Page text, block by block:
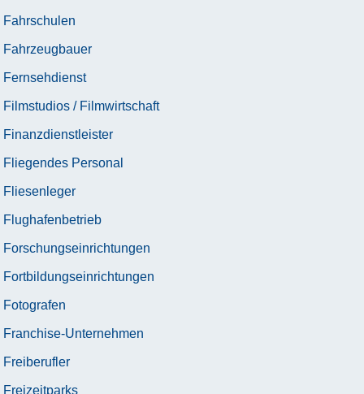
Fahrschulen
Fahrzeugbauer
Fernsehdienst
Filmstudios / Filmwirtschaft
Finanzdienstleister
Fliegendes Personal
Fliesenleger
Flughafenbetrieb
Forschungseinrichtungen
Fortbildungseinrichtungen
Fotografen
Franchise-Unternehmen
Freiberufler
Freizeitparks